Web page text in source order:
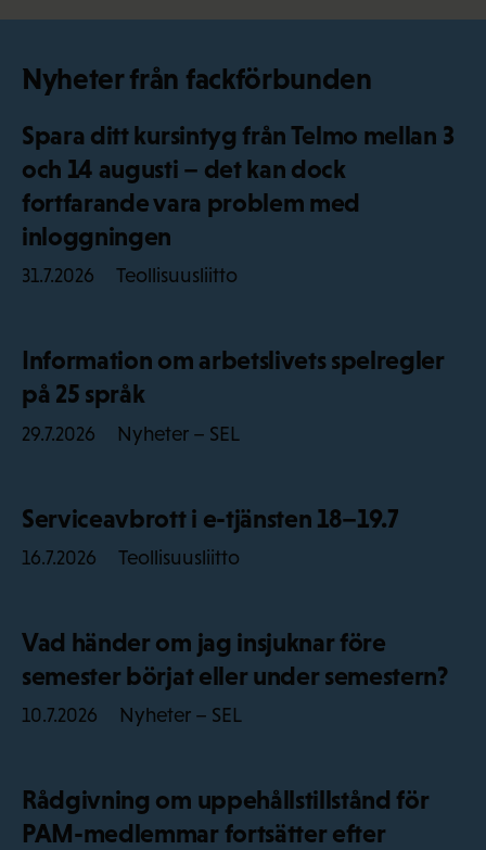
Nyheter från fackförbunden
Spara ditt kursintyg från Telmo mellan 3
och 14 augusti – det kan dock
fortfarande vara problem med
inloggningen
31.7.2026 Teollisuusliitto
Information om arbetslivets spelregler
på 25 språk
29.7.2026 Nyheter – SEL
Serviceavbrott i e-tjänsten 18–19.7
16.7.2026 Teollisuusliitto
Vad händer om jag insjuknar före
semester börjat eller under semestern?
10.7.2026 Nyheter – SEL
Rådgivning om uppehållstillstånd för
PAM-medlemmar fortsätter efter